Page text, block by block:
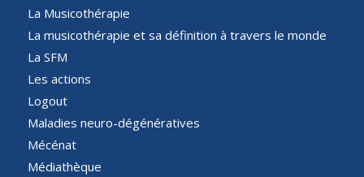
La Musicothérapie
La musicothérapie et sa définition à travers le monde
La SFM
Les actions
Logout
Maladies neuro-dégénératives
Mécénat
Médiathèque